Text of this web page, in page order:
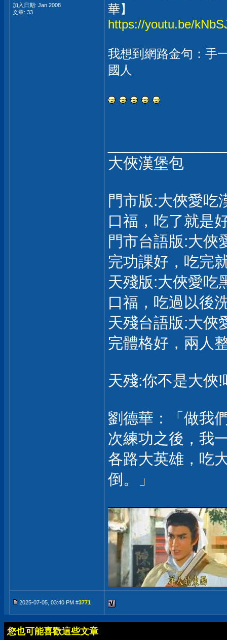
加入日期: Jan 2008
文章: 33
華】
https://youtu.be/
我想到網路金句：手
國人
大俠漢堡包
門市版:大俠愛吃
口福，吃了就是
門市台語版:大俠
完功課好，吃完
天殘版:大俠愛吃
口福，吃過以後
天殘台語版:大俠
完體格好，兩人
天殘:你不是大俠!
劉德華：「做我
次練功之後，我
各路大英雄，吃
倒。」
2025-07-05, 03:40 PM #3771
您也可能喜歡這些文章